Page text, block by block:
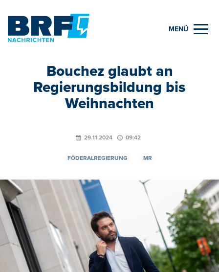
MENÜ
Bouchez glaubt an
Regierungsbildung bis
Weihnachten
29.11.2024 09:42
FÖDERALREGIERUNG MR